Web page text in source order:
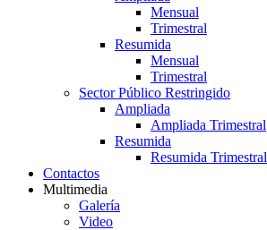
Mensual
Trimestral
Resumida
Mensual
Trimestral
Sector Público Restringido
Ampliada
Ampliada Trimestral
Resumida
Resumida Trimestral
Contactos
Multimedia
Galería
Video